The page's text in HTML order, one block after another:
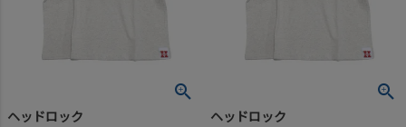
ヘッドロック ヘッドロック